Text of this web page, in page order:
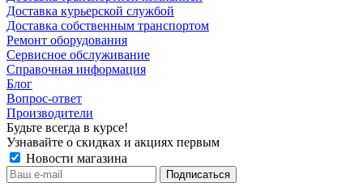
Доставка курьерской службой
Доставка собственным транспортом
Ремонт оборудования
Сервисное обслуживание
Справочная информация
Блог
Вопрос-ответ
Производители
Будьте всегда в курсе!
Узнавайте о скидках и акциях первым
Новости магазина